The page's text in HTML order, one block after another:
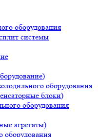
оборудования
системы
оборудования
блоки)
оборудования
агрегаты)
оборудования